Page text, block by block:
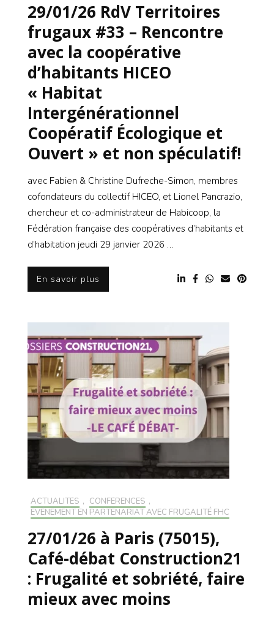
29/01/26 RdV Territoires
frugaux #33 – Rencontre
avec la coopérative
d’habitants HICEO
« Habitat
Intergénérationnel
Coopératif Écologique et
Ouvert » et non spéculatif!
avec Fabien & Christine Dufreche-Simon, membres
cofondateurs du collectif HICEO, et Lionel Pancrazio,
chercheur et co-administrateur de Habicoop, la
Fédération française des coopératives d’habitants et
d’habitation jeudi 29 janvier 2026 …
En savoir plus
ACTUALITÉS , CONFÉRENCES ,
EVÉNEMENT EN PARTENARIAT AVEC FRUGALITÉ FHC
27/01/26 à Paris (75015),
Café-débat Construction21
: Frugalité et sobriété, faire
mieux avec moins